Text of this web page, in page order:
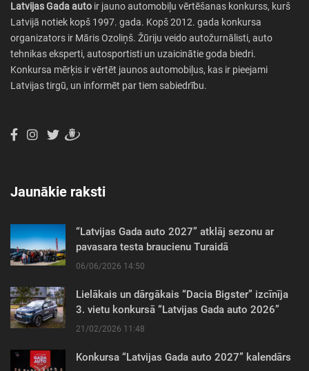
Latvijas Gada auto ir jauno automobiļu vērtēšanas konkurss, kurš
Latvijā notiek kopš 1997. gada. Kopš 2012. gada konkursa
organizators ir Māris Ozoliņš. Žūriju veido autožurnālisti, auto
tehnikas eksperti, autosportisti un uzaicinātie goda biedri.
Konkursa mērķis ir vērtēt jaunos automobiļus, kas ir pieejami
Latvijas tirgū, un informēt par tiem sabiedrību.
Jaunākie raksti
“Latvijas Gada auto 2027” atklāj sezonu ar
pavasara testa braucienu Turaidā
06/06/2026 14:50
Lielākais un dārgākais “Dacia Bigster” izcīnīja
3. vietu konkursā “Latvijas Gada auto 2026”
21/02/2026 11:48
Konkursa “Latvijas Gada auto 2027” kalendārs